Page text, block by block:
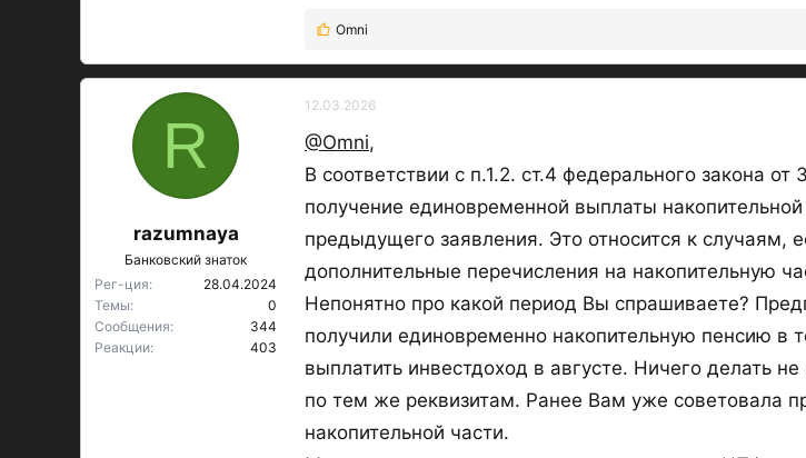
Р
а
к
и
и
:
Omni
R
razumnaya
Банковский знаток
Рег-ция
28.04.2024
Темы
0
Сообщения
344
Реакции
403
12.03.2026
@Omni,
В соответствии с п.1.2. ст.4 федерального закона
получение единовременной выплаты
предыдущего заявления. Это относится к случаям,
дополнительные перечисления на накопительную
Непонятно про какой период Вы спрашиваете?
получили единовременно накопительную пенсию
выплатить инвестдоход в августе. Ничего делать
по тем же реквизитам. Ранее Вам уже советовала
накопительной части.